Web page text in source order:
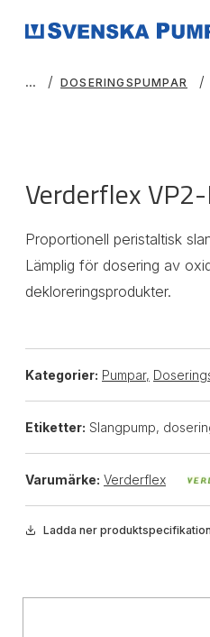
DOSERINGSPUMPAR
Verderflex
Proportionell peristaltisk
Lämplig för dosering av
dekloreringsprodukter.
Kategorier: Pumpar,
Etiketter: Slangpump,
Varumärke: Verderflex
Ladda ner produktspecifikation